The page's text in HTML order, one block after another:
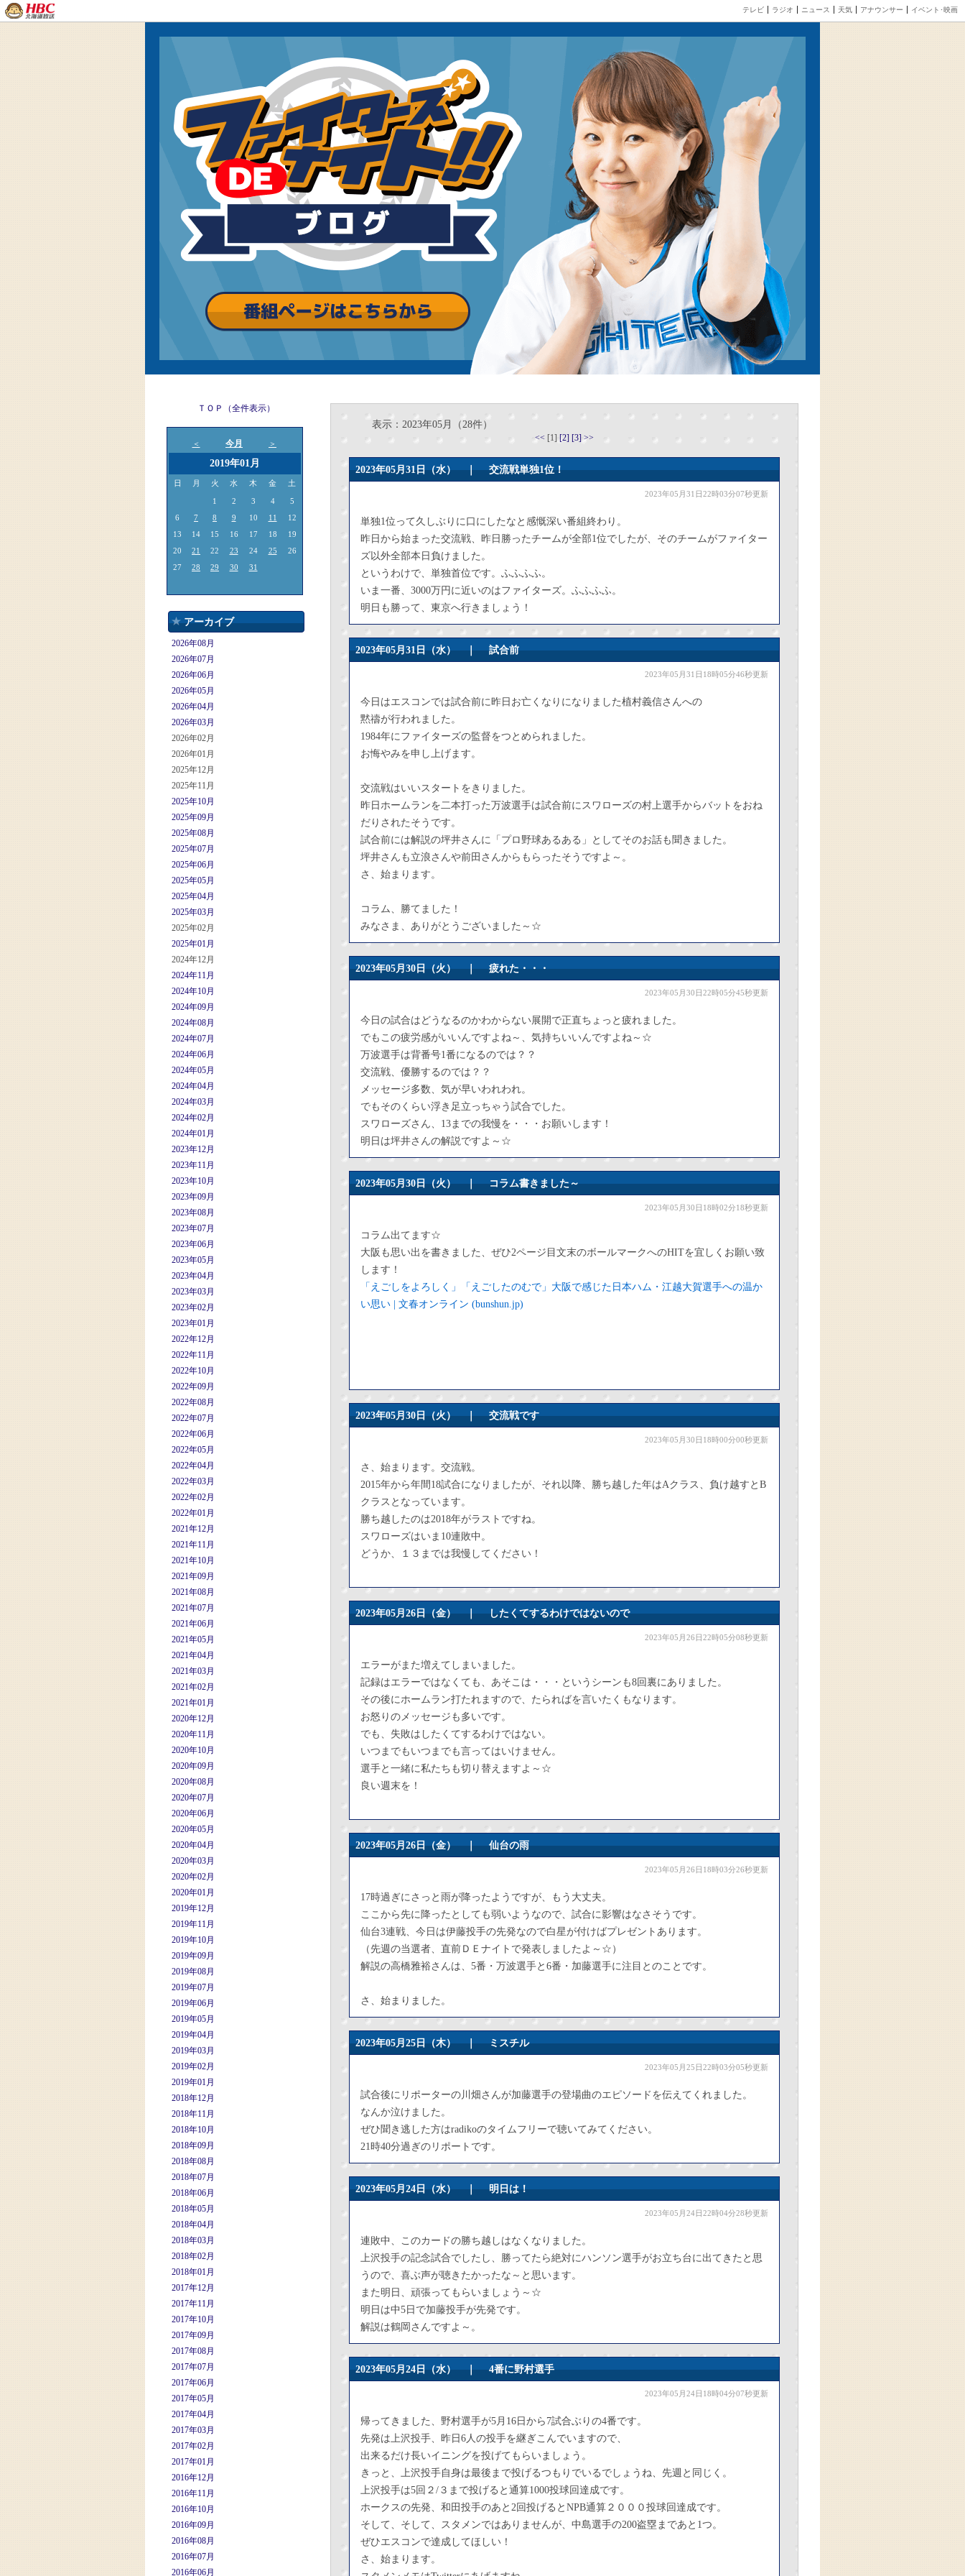
テレビ ラジオ ニュース 天気 アナウンサー イベント･映画
ＴＯＰ（全件表示）
＜ 今月 ＞
2019年01月
日 月 火 水 木 金 土
1 2 3 4
5
6
7 8 9 10 11
12
13
14 15 16 17 18
19
20
21 22 23 24 25
26
27
28 29 30 31
アーカイブ
2026年08月
2026年07月
2026年06月
2026年05月
2026年04月
2026年03月
2026年02月
2026年01月
2025年12月
2025年11月
2025年10月
2025年09月
2025年08月
2025年07月
2025年06月
2025年05月
2025年04月
2025年03月
2025年02月
2025年01月
2024年12月
2024年11月
2024年10月
2024年09月
2024年08月
2024年07月
2024年06月
2024年05月
2024年04月
2024年03月
2024年02月
2024年01月
2023年12月
2023年11月
2023年10月
2023年09月
2023年08月
2023年07月
2023年06月
2023年05月
2023年04月
2023年03月
2023年02月
2023年01月
2022年12月
2022年11月
2022年10月
2022年09月
2022年08月
2022年07月
2022年06月
2022年05月
2022年04月
2022年03月
2022年02月
2022年01月
2021年12月
2021年11月
2021年10月
2021年09月
2021年08月
2021年07月
2021年06月
2021年05月
2021年04月
2021年03月
2021年02月
2021年01月
2020年12月
2020年11月
2020年10月
2020年09月
2020年08月
2020年07月
2020年06月
2020年05月
2020年04月
2020年03月
2020年02月
2020年01月
2019年12月
2019年11月
2019年10月
2019年09月
2019年08月
2019年07月
2019年06月
2019年05月
2019年04月
2019年03月
2019年02月
2019年01月
2018年12月
2018年11月
2018年10月
2018年09月
2018年08月
2018年07月
2018年06月
2018年05月
2018年04月
2018年03月
2018年02月
2018年01月
2017年12月
2017年11月
2017年10月
2017年09月
2017年08月
2017年07月
2017年06月
2017年05月
2017年04月
2017年03月
2017年02月
2017年01月
2016年12月
2016年11月
2016年10月
2016年09月
2016年08月
2016年07月
2016年06月
表示：2023年05月（28件）
<< [1] [2] [3] >>
2023年05月31日（水） ｜交流戦単独1位！
2023年05月31日22時03分07秒更新
単独1位って久しぶりに口にしたなと感慨深い番組終わり。
昨日から始まった交流戦、昨日勝ったチームが全部1位でしたが、そのチームがファイター
ズ以外全部本日負けました。
というわけで、単独首位です。ふふふふ。
いま一番、3000万円に近いのはファイターズ。ふふふふ。
明日も勝って、東京へ行きましょう！
2023年05月31日（水） ｜試合前
2023年05月31日18時05分46秒更新
今日はエスコンでは試合前に昨日お亡くなりになりました植村義信さんへの
黙禱が行われました。
1984年にファイターズの監督をつとめられました。
お悔やみを申し上げます。
交流戦はいいスタートをきりました。
昨日ホームランを二本打った万波選手は試合前にスワローズの村上選手からバットをおね
だりされたそうです。
試合前には解説の坪井さんに「プロ野球あるある」としてそのお話も聞きました。
坪井さんも立浪さんや前田さんからもらったそうですよ～。
さ、始まります。
コラム、勝てました！
みなさま、ありがとうございました～☆
2023年05月30日（火） ｜疲れた・・・
2023年05月30日22時05分45秒更新
今日の試合はどうなるのかわからない展開で正直ちょっと疲れました。
でもこの疲労感がいいんですよね～、気持ちいいんですよね～☆
万波選手は背番号1番になるのでは？？
交流戦、優勝するのでは？？
メッセージ多数、気が早いわれわれ。
でもそのくらい浮き足立っちゃう試合でした。
スワローズさん、13までの我慢を・・・お願いします！
明日は坪井さんの解説ですよ～☆
2023年05月30日（火） ｜コラム書きました～
2023年05月30日18時02分18秒更新
コラム出てます☆
大阪も思い出を書きました、ぜひ2ページ目文末のボールマークへのHITを宜しくお願い致
します！
「えごしをよろしく」「えごしたのむで」大阪で感じた日本ハム・江越大賀選手への温か
い思い | 文春オンライン (bunshun.jp)
2023年05月30日（火） ｜交流戦です
2023年05月30日18時00分00秒更新
さ、始まります。交流戦。
2015年から年間18試合になりましたが、それ以降、勝ち越した年はAクラス、負け越すとB
クラスとなっています。
勝ち越したのは2018年がラストですね。
スワローズはいま10連敗中。
どうか、１３までは我慢してください！
2023年05月26日（金） ｜したくてするわけではないので
2023年05月26日22時05分08秒更新
エラーがまた増えてしまいました。
記録はエラーではなくても、あそこは・・・というシーンも8回裏にありました。
その後にホームラン打たれますので、たらればを言いたくもなります。
お怒りのメッセージも多いです。
でも、失敗はしたくてするわけではない。
いつまでもいつまでも言ってはいけません。
選手と一緒に私たちも切り替えますよ～☆
良い週末を！
2023年05月26日（金） ｜仙台の雨
2023年05月26日18時03分26秒更新
17時過ぎにさっと雨が降ったようですが、もう大丈夫。
ここから先に降ったとしても弱いようなので、試合に影響はなさそうです。
仙台3連戦、今日は伊藤投手の先発なので白星が付けばプレゼントあります。
（先週の当選者、直前ＤＥナイトで発表しましたよ～☆）
解説の高橋雅裕さんは、5番・万波選手と6番・加藤選手に注目とのことです。
さ、始まりました。
2023年05月25日（木） ｜ミスチル
2023年05月25日22時03分05秒更新
試合後にリポーターの川畑さんが加藤選手の登場曲のエピソードを伝えてくれました。
なんか泣けました。
ぜひ聞き逃した方はradikoのタイムフリーで聴いてみてください。
21時40分過ぎのリポートです。
2023年05月24日（水） ｜明日は！
2023年05月24日22時04分28秒更新
連敗中、このカードの勝ち越しはなくなりました。
上沢投手の記念試合でしたし、勝ってたら絶対にハンソン選手がお立ち台に出てきたと思
うので、喜ぶ声が聴きたかったな～と思います。
また明日、頑張ってもらいましょう～☆
明日は中5日で加藤投手が先発です。
解説は鶴岡さんですよ～。
2023年05月24日（水） ｜4番に野村選手
2023年05月24日18時04分07秒更新
帰ってきました、野村選手が5月16日から7試合ぶりの4番です。
先発は上沢投手、昨日6人の投手を継ぎこんでいますので、
出来るだけ長いイニングを投げてもらいましょう。
きっと、上沢投手自身は最後まで投げるつもりでいるでしょうね、先週と同じく。
上沢投手は5回２/３まで投げると通算1000投球回達成です。
ホークスの先発、和田投手のあと2回投げるとNPB通算２０００投球回達成です。
そして、そして、スタメンではありませんが、中島選手の200盗塁まであと1つ。
ぜひエスコンで達成してほしい！
さ、始まります。